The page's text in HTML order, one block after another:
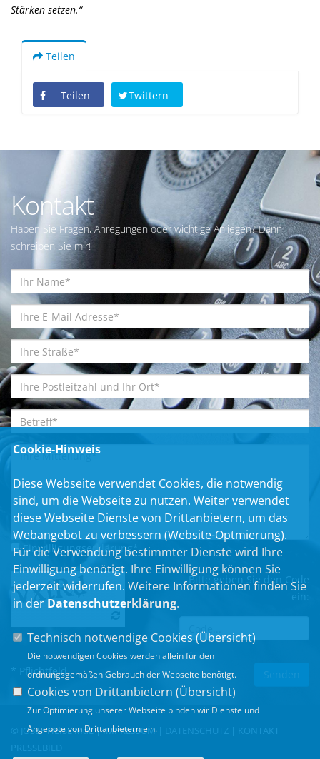
Stärken setzen.“
Teilen
Teilen Twittern
Kontakt
Haben Sie Fragen, Anregungen oder wichtige Anliegen? Dann
schreiben Sie mir!
Einwilligungserklärung*
Bitte geben Sie den Code
ein:
* Pflichtfeld
© JOSEF HEISL MdL |IMPRESSUM| DATENSCHUTZ KONTAKT
PRESSEBILD
Cookie-Hinweis
Diese Webseite verwendet Cookies, die notwendig
sind, um die Webseite zu nutzen. Weiter verwendet
diese Webseite Dienste von Drittanbietern, um das
Webangebot zu verbessern (Website-Optmierung).
Für die Verwendung bestimmter Dienste wird Ihre
Einwilligung benötigt. Ihre Einwilligung können Sie
jederzeit widerrufen. Weitere Informationen finden Sie
in der Datenschutzerklärung.
Technisch notwendige Cookies (Übersicht)
Die notwendigen Cookies werden allein für den
ordnungsgemäßen Gebrauch der Webseite benötigt.
Cookies von Drittanbietern (Übersicht)
Zur Optimierung unserer Webseite binden wir Dienste und
Angebote von Drittanbietern ein.